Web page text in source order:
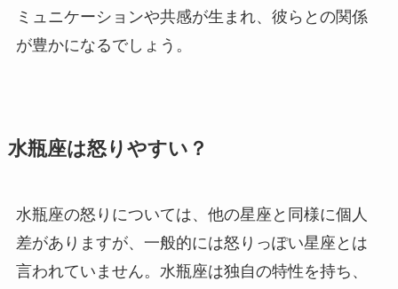
ミュニケーションや共感が生まれ、彼らとの関係
が豊かになるでしょう。
水瓶座は怒りやすい？
水瓶座の怒りについては、他の星座と同様に個人
差がありますが、一般的には怒りっぽい星座とは
言われていません。水瓶座は独自の特性を持ち、